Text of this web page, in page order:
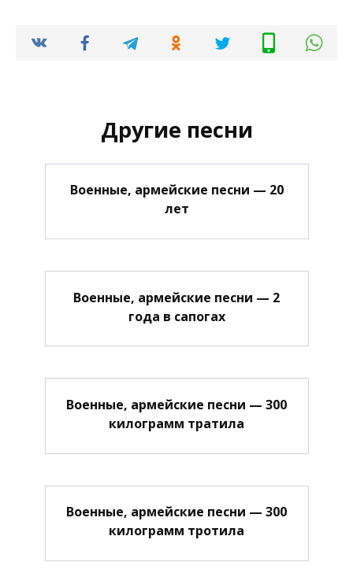
Другие песни
Военные, армейские песни — 20
лет
Военные, армейские песни — 2
года в сапогах
Военные, армейские песни — 300
килограмм тратила
Военные, армейские песни — 300
килограмм тротила